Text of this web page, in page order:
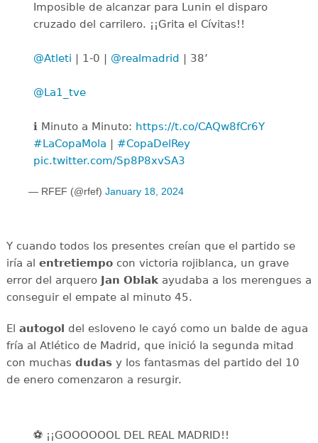
Imposible de alcanzar para Lunin el disparo
cruzado del carrilero. ¡¡Grita el Cívitas!!
@Atleti | 1-0 | @realmadrid | 38’
@La1_tve
ℹ️ Minuto a Minuto: https://t.co/CAQw8fCr6Y
#LaCopaMola | #CopaDelRey
pic.twitter.com/Sp8P8xvSA3
— RFEF (@rfef) January 18, 2024
Y cuando todos los presentes creían que el partido se
iría al entretiempocon victoria rojiblanca, un grave
error del arquero Jan Oblakayudaba a los merengues a
conseguir el empate al minuto 45.
El autogol del esloveno le cayó como un balde de agua
fría al Atlético de Madrid, que inició la segunda mitad
con muchas dudasy los fantasmas del partido del 10
de enero comenzaron a resurgir.
⚽️ ¡¡GOOOOOOL DEL REAL MADRID!!